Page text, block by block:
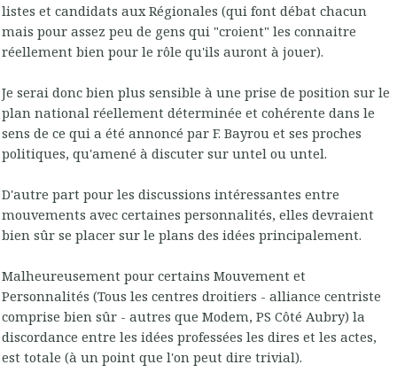
listes et candidats aux Régionales (qui font débat chacun
mais pour assez peu de gens qui "croient" les connaitre
réellement bien pour le rôle qu'ils auront à jouer).
Je serai donc bien plus sensible à une prise de position sur le
plan national réellement déterminée et cohérente dans le
sens de ce qui a été annoncé par F. Bayrou et ses proches
politiques, qu'amené à discuter sur untel ou untel.
D'autre part pour les discussions intéressantes entre
mouvements avec certaines personnalités, elles devraient
bien sûr se placer sur le plans des idées principalement.
Malheureusement pour certains Mouvement et
Personnalités (Tous les centres droitiers - alliance centriste
comprise bien sûr - autres que Modem, PS Côté Aubry) la
discordance entre les idées professées les dires et les actes,
est totale (à un point que l'on peut dire trivial).